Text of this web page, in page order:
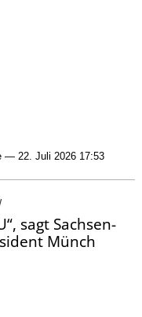
— 22. Juli 2026 17:53
sagt Sachsen-
Münch